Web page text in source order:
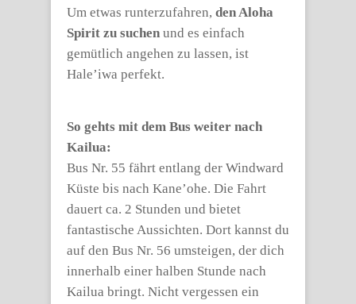
Um etwas runterzufahren, den Aloha
Spirit zu suchen und es einfach
gemütlich angehen zu lassen, ist
Hale’iwa perfekt.
So gehts mit dem Bus weiter nach
Kailua:
Bus Nr. 55 fährt entlang der Windward
Küste bis nach Kane’ohe. Die Fahrt
dauert ca. 2 Stunden und bietet
fantastische Aussichten. Dort kannst du
auf den Bus Nr. 56 umsteigen, der dich
innerhalb einer halben Stunde nach
Kailua bringt. Nicht vergessen ein